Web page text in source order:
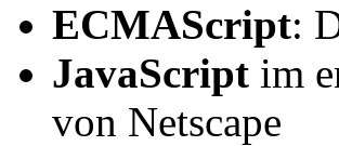
ECMAScript:
JavaScript im
von Netscape